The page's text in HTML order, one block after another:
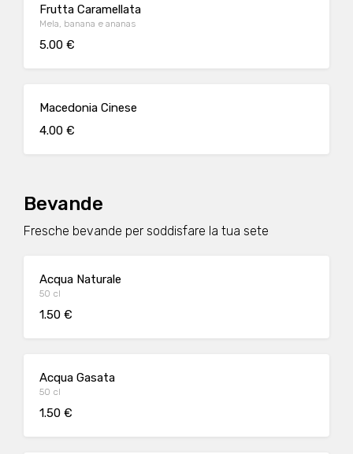
Frutta Caramellata
Mela, banana e ananas
5.00 €
Macedonia Cinese
4.00 €
Bevande
Fresche bevande per soddisfare la tua sete
Acqua Naturale
50 cl
1.50 €
Acqua Gasata
50 cl
1.50 €